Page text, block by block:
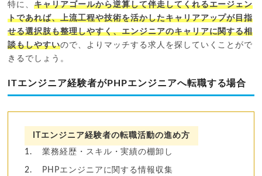
特に、キャリアゴールから逆算して伴走してくれるエージェン
トであれば、上流工程や技術を活かしたキャリアアップが目指
せる選択肢も整理しやすく、エンジニアのキャリアに関する相
談もしやすいので、よりマッチする求人を探していくことがで
きるでしょう。
ITエンジニア経験者がPHPエンジニアへ転職する場合
ITエンジニア経験者の転職活動の進め方
業務経歴・スキル・実績の棚卸し
PHPエンジニアに関する情報収集